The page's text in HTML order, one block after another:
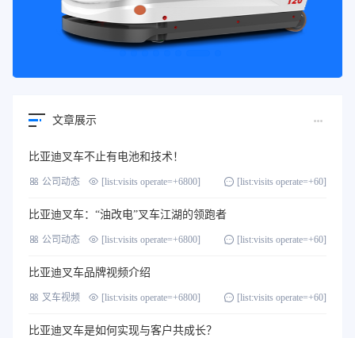
文章展示
比亚迪叉车不止有电池和技术！
公司动态 [list:visits operate=+6800] [list:visits operate=+60]
比亚迪叉车：“油改电”叉车江湖的领跑者
公司动态 [list:visits operate=+6800] [list:visits operate=+60]
比亚迪叉车品牌视频介绍
叉车视频 [list:visits operate=+6800] [list:visits operate=+60]
比亚迪叉车是如何实现与客户共成长？